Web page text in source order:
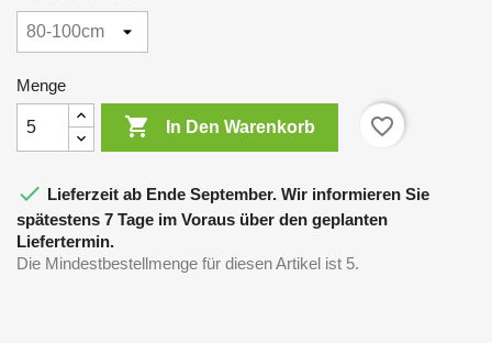
Menge
 In Den Warenkorb favorite_border
 Lieferzeit ab Ende September. Wir informieren Sie
spätestens 7 Tage im Voraus über den geplanten
Liefertermin.
Die Mindestbestellmenge für diesen Artikel ist 5.